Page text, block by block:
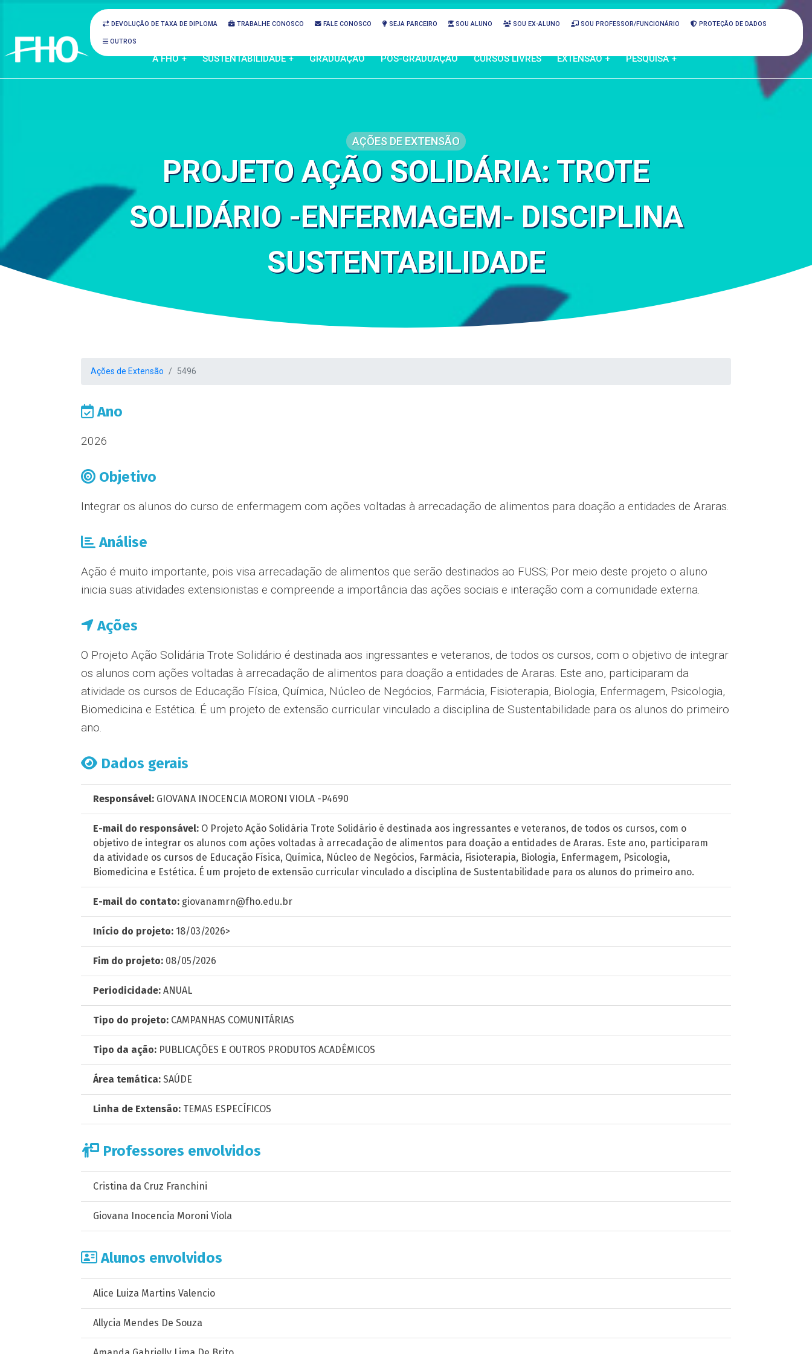
DEVOLUÇÃO DE TAXA DE DIPLOMA TRABALHE CONOSCO FALE CONOSCO SEJA PARCEIRO SOU ALUNO SOU EX-ALUNO SOU PROFESSOR/FUNCIONÁRIO PROTEÇÃO DE DADOS
OUTROS
A FHO + SUSTENTABILIDADE + GRADUAÇÃO PÓS-GRADUAÇÃO CURSOS LIVRES EXTENSÃO + PESQUISA +
AÇÕES DE EXTENSÃO
PROJETO AÇÃO SOLIDÁRIA: TROTE
SOLIDÁRIO -ENFERMAGEM- DISCIPLINA
SUSTENTABILIDADE
Ações de Extensão 5496
Ano
2026
Objetivo
Integrar os alunos do curso de enfermagem com ações voltadas à arrecadação de alimentos para doação a entidades de Araras.
Análise
Ação é muito importante, pois visa arrecadação de alimentos que serão destinados ao FUSS; Por meio deste projeto o aluno
inicia suas atividades extensionistas e compreende a importância das ações sociais e interação com a comunidade externa.
Ações
O Projeto Ação Solidária Trote Solidário é destinada aos ingressantes e veteranos, de todos os cursos, com o objetivo de integrar
os alunos com ações voltadas à arrecadação de alimentos para doação a entidades de Araras. Este ano, participaram da
atividade os cursos de Educação Física, Química, Núcleo de Negócios, Farmácia, Fisioterapia, Biologia, Enfermagem, Psicologia,
Biomedicina e Estética. É um projeto de extensão curricular vinculado a disciplina de Sustentabilidade para os alunos do primeiro
ano.
Dados gerais
Responsável: GIOVANA INOCENCIA MORONI VIOLA -P4690
E-mail do responsável: O Projeto Ação Solidária Trote Solidário é destinada aos ingressantes e veteranos, de todos os cursos, com o
objetivo de integrar os alunos com ações voltadas à arrecadação de alimentos para doação a entidades de Araras. Este ano, participaram
da atividade os cursos de Educação Física, Química, Núcleo de Negócios, Farmácia, Fisioterapia, Biologia, Enfermagem, Psicologia,
Biomedicina e Estética. É um projeto de extensão curricular vinculado a disciplina de Sustentabilidade para os alunos do primeiro ano.
E-mail do contato: giovanamrn@fho.edu.br
Início do projeto: 18/03/2026>
Fim do projeto: 08/05/2026
Periodicidade: ANUAL
Tipo do projeto: CAMPANHAS COMUNITÁRIAS
Tipo da ação: PUBLICAÇÕES E OUTROS PRODUTOS ACADÊMICOS
Área temática: SAÚDE
Linha de Extensão: TEMAS ESPECÍFICOS
Professores envolvidos
Cristina da Cruz Franchini
Giovana Inocencia Moroni Viola
Alunos envolvidos
Alice Luiza Martins Valencio
Allycia Mendes De Souza